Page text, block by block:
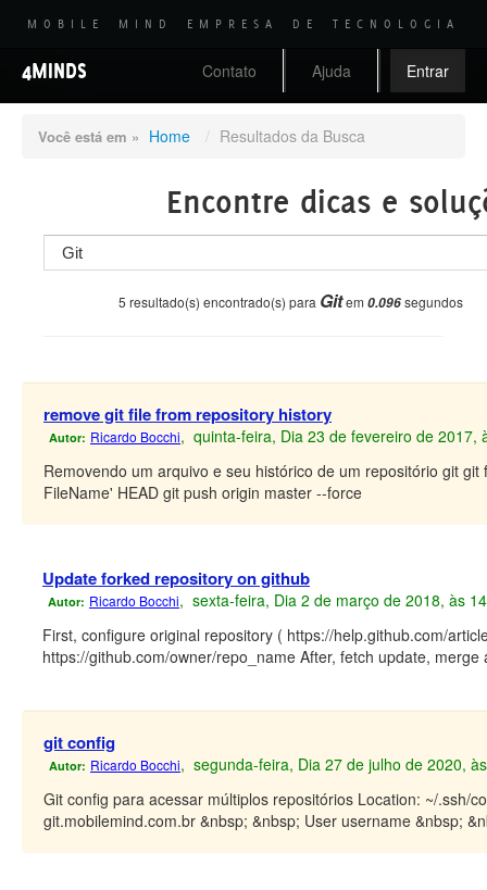
MOBILE MIND EMPRESA DE TECNOLOGIA
4MINDS Contato Ajuda Entrar
Você está em » Home / Resultados da Busca
Encontre dicas e
5 resultado(s) encontrado(s) para Gitem 0.096segundos
remove git file from repository history
Autor: Ricardo Bocchi, quinta-feira, Dia 23 de fevereiro de 2017,
Removendo um arquivo e seu histórico de um repositório git
FileName' HEAD git push origin master --force
Update forked repository on github
Autor: Ricardo Bocchi, sexta-feira, Dia 2 de março de 2018, às
First, configure original repository ( https://help.github.com/
https://github.com/owner/repo_name After, fetch update,
git config
Autor: Ricardo Bocchi, segunda-feira, Dia 27 de julho de 2020,
Git config para acessar múltiplos repositórios Location: ~/.ssh/
git.mobilemind.com.br &nbsp; &nbsp; User username &nbsp;